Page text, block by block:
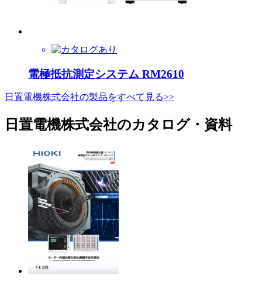
電極抵抗測定システム RM2610
日置電機株式会社の製品をすべて見る>>
日置電機株式会社のカタログ・資料